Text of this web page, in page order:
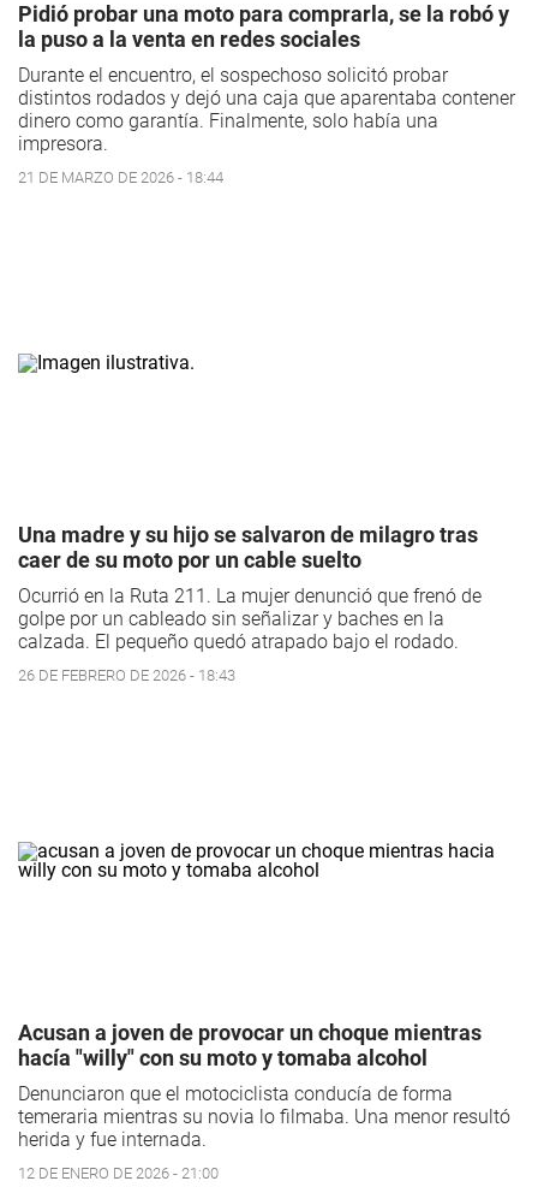
Pidió probar una moto para comprarla, se la robó y
la puso a la venta en redes sociales
Durante el encuentro, el sospechoso solicitó probar
distintos rodados y dejó una caja que aparentaba contener
dinero como garantía. Finalmente, solo había una
impresora.
21 DE MARZO DE 2026 - 18:44
Una madre y su hijo se salvaron de milagro tras
caer de su moto por un cable suelto
Ocurrió en la Ruta 211. La mujer denunció que frenó de
golpe por un cableado sin señalizar y baches en la
calzada. El pequeño quedó atrapado bajo el rodado.
26 DE FEBRERO DE 2026 - 18:43
Acusan a joven de provocar un choque mientras
hacía "willy" con su moto y tomaba alcohol
Denunciaron que el motociclista conducía de forma
temeraria mientras su novia lo filmaba. Una menor resultó
herida y fue internada.
12 DE ENERO DE 2026 - 21:00